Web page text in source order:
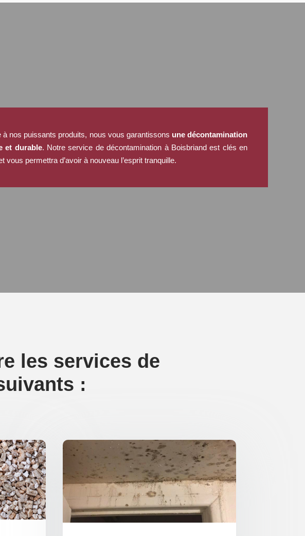
à nos puissants produits, nous vous garantissons une décontamination
et durable. Notre service de décontamination à Boisbriand est clés en
vous permettra d’avoir à nouveau l’esprit tranquille.
les services de
: